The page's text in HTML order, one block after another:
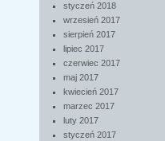
styczeń 2018
wrzesień 2017
sierpień 2017
lipiec 2017
czerwiec 2017
maj 2017
kwiecień 2017
marzec 2017
luty 2017
styczeń 2017